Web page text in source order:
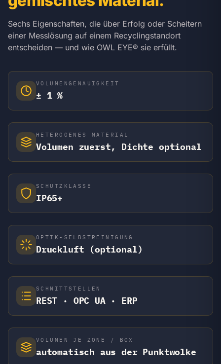
Sechs Eigenschaften, die über Erfolg oder Scheitern
einer Messlösung auf einem Recyclingstandort
entscheiden — und wie OWL EYE® sie erfüllt.
VOLUMENGENAUIGKEIT
± 1 %
HETEROGENES MATERIAL
Volumen zuerst, Dichte optional
SCHUTZKLASSE
IP65+
OPTIK-SELBSTREINIGUNG
Druckluft (optional)
SCHNITTSTELLEN
REST · OPC UA · ERP
VOLUMEN JE ZONE / BOX
automatisch aus der Punktwolke